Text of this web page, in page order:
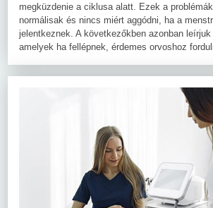
megküzdenie a ciklusa alatt. Ezek a
normálisak és nincs miért aggódni, ha a
jelentkeznek. A következőkben azonban
amelyek ha fellépnek, érdemes orvoshoz